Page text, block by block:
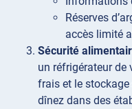
Réserves
accès limité
Sécurité
un réfrigérateur de
frais et le
dînez dans des